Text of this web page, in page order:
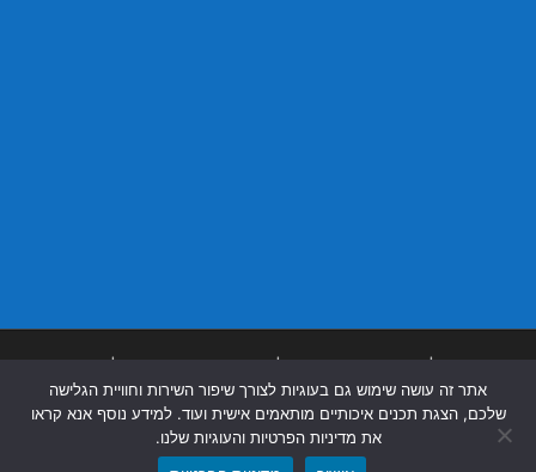
בבאר שבע |
אתר זה עושה שימוש גם בעוגיות לצורך שיפור השירות וחוויית הגלישה
שלכם, הצגת תכנים איכותיים מותאמים אישית ועוד. למידע נוסף אנא קראו
את מדיניות הפרטיות והעוגיות שלנו.